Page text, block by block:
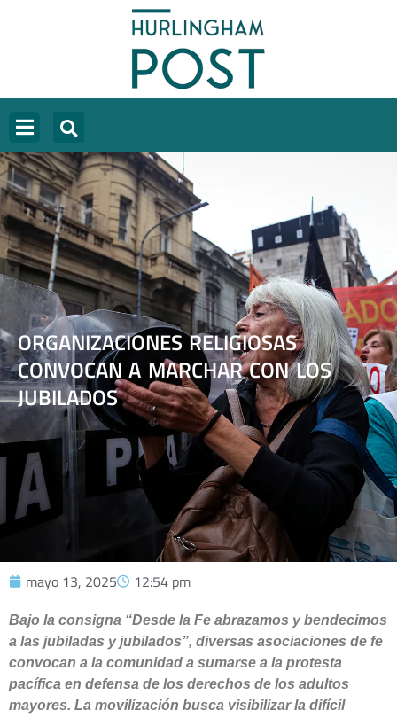
ORGANIZACIONES RELIGIOSAS
CONVOCAN A MARCHAR CON LOS
JUBILADOS
mayo 13, 2025 12:54 pm
Bajo la consigna “Desde la Fe abrazamos y bendecimos
a las jubiladas y jubilados”, diversas asociaciones de fe
convocan a la comunidad a sumarse a la protesta
pacífica en defensa de los derechos de los adultos
mayores. La movilización busca visibilizar la difícil